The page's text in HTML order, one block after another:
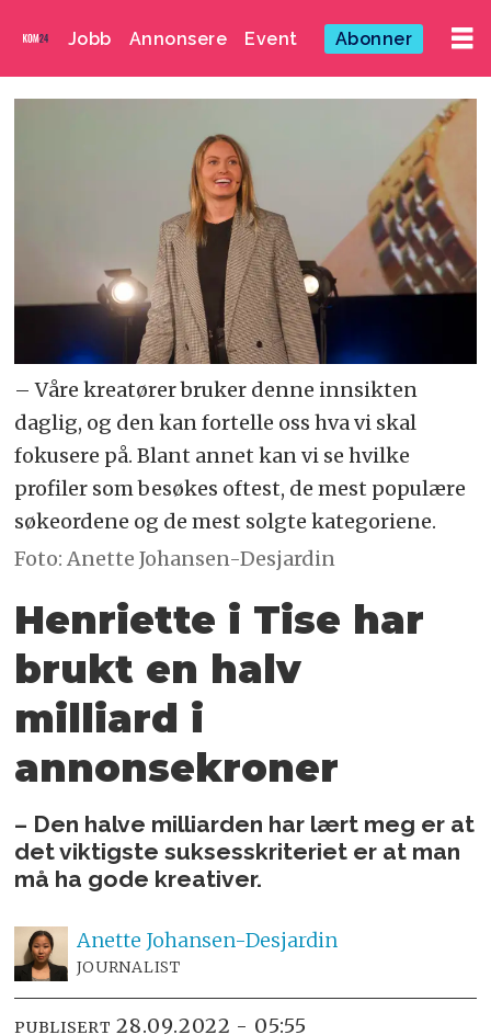
Jobb Annonsere Event Abonner
– Våre kreatører bruker denne innsikten
daglig, og den kan fortelle oss hva vi skal
fokusere på. Blant annet kan vi se hvilke
profiler som besøkes oftest, de mest populære
søkeordene og de mest solgte kategoriene.
Foto: Anette Johansen-Desjardin
Henriette i Tise har
brukt en halv
milliard i
annonsekroner
– Den halve milliarden har lært meg er at
det viktigste suksesskriteriet er at man
må ha gode kreativer.
Anette Johansen-Desjardin
JOURNALIST
PUBLISERT 28.09.2022 - 05:55